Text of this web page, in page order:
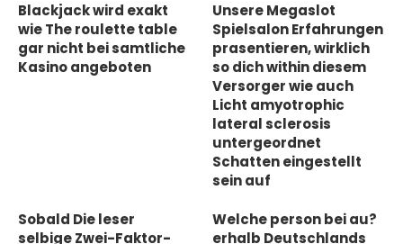
Blackjack wird exakt
wie The roulette table
gar nicht bei samtliche
Kasino angeboten
Unsere Megaslot
Spielsalon Erfahrungen
prasentieren, wirklich
so dich within diesem
Versorger wie auch
Licht amyotrophic
lateral sclerosis
untergeordnet
Schatten eingestellt
sein auf
Sobald Die leser
selbige Zwei-Faktor-
Welche person bei au?
erhalb Deutschlands